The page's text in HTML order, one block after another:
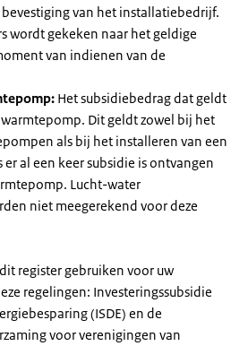
van het installatiebedrijf.
wordt gekeken naar het geldige
van indienen van de
Het subsidiebedrag dat geldt
Dit geldt zowel bij het
als bij het installeren van een
al een keer subsidie is ontvangen
Lucht-water
niet meegerekend voor deze
register gebruiken voor uw
regelingen: Investeringssubsidie
(ISDE) en de
voor verenigingen van